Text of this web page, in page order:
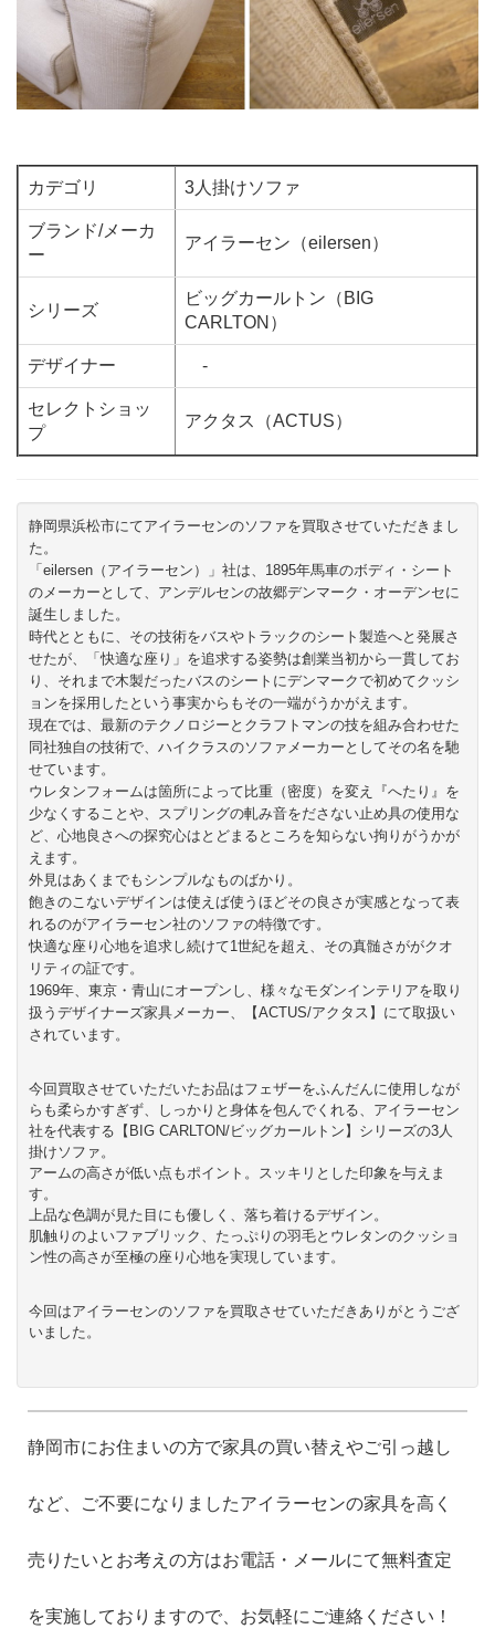
カデゴリ 3人掛けソファ
ブランド/メーカ
ー
アイラーセン（eilersen）
シリーズ
ビッグカールトン（BIG
CARLTON）
デザイナー -
セレクトショッ
プ
アクタス（ACTUS）
静岡県浜松市にてアイラーセンのソファを買取させていただきまし
た。
「eilersen（アイラーセン）」社は、1895年馬車のボディ・シート
のメーカーとして、アンデルセンの故郷デンマーク・オーデンセに
誕生しました。
時代とともに、その技術をバスやトラックのシート製造へと発展さ
せたが、「快適な座り」を追求する姿勢は創業当初から一貫してお
り、それまで木製だったバスのシートにデンマークで初めてクッシ
ョンを採用したという事実からもその一端がうかがえます。
現在では、最新のテクノロジーとクラフトマンの技を組み合わせた
同社独自の技術で、ハイクラスのソファメーカーとしてその名を馳
せています。
ウレタンフォームは箇所によって比重（密度）を変え『へたり』を
少なくすることや、スプリングの軋み音をださない止め具の使用な
ど、心地良さへの探究心はとどまるところを知らない拘りがうかが
えます。
外見はあくまでもシンプルなものばかり。
飽きのこないデザインは使えば使うほどその良さが実感となって表
れるのがアイラーセン社のソファの特徴です。
快適な座り心地を追求し続けて1世紀を超え、その真髄さががクオ
リティの証です。
1969年、東京・青山にオープンし、様々なモダンインテリアを取り
扱うデザイナーズ家具メーカー、【ACTUS/アクタス】にて取扱い
されています。
今回買取させていただいたお品はフェザーをふんだんに使用しなが
らも柔らかすぎず、しっかりと身体を包んでくれる、アイラーセン
社を代表する【BIG CARLTON/ビッグカールトン】シリーズの3人
掛けソファ。
アームの高さが低い点もポイント。スッキリとした印象を与えま
す。
上品な色調が見た目にも優しく、落ち着けるデザイン。
肌触りのよいファブリック、たっぷりの羽毛とウレタンのクッショ
ン性の高さが至極の座り心地を実現しています。
今回はアイラーセンのソファを買取させていただきありがとうござ
いました。
静岡市にお住まいの方で家具の買い替えやご引っ越し
など、ご不要になりましたアイラーセンの家具を高く
売りたいとお考えの方はお電話・メールにて無料査定
を実施しておりますので、お気軽にご連絡ください！